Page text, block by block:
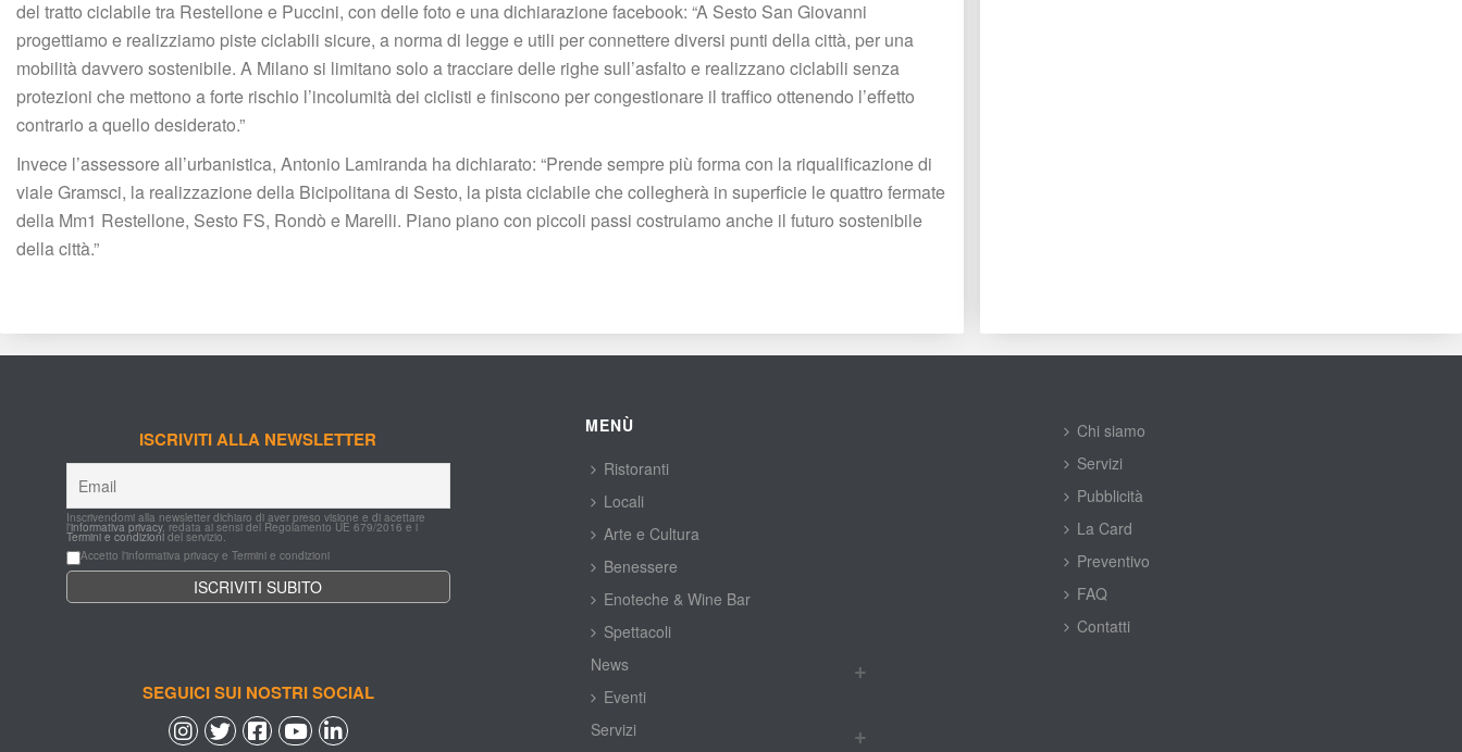
del tratto ciclabile tra Restellone e Puccini, con delle foto e una dichiarazione facebook: “A Sesto San Giovanni
progettiamo e realizziamo piste ciclabili sicure, a norma di legge e utili per connettere diversi punti della città, per una
mobilità davvero sostenibile. A Milano si limitano solo a tracciare delle righe sull’asfalto e realizzano ciclabili senza
protezioni che mettono a forte rischio l’incolumità dei ciclisti e finiscono per congestionare il traffico ottenendo l’effetto
contrario a quello desiderato.”
Invece l’assessore all’urbanistica, Antonio Lamiranda ha dichiarato: “Prende sempre più forma con la riqualificazione di
viale Gramsci, la realizzazione della Bicipolitana di Sesto, la pista ciclabile che collegherà in superficie le quattro fermate
della Mm1 Restellone, Sesto FS, Rondò e Marelli. Piano piano con piccoli passi costruiamo anche il futuro sostenibile
della città.”
ISCRIVITI ALLA NEWSLETTER
Inscrivendomi alla newsletter dichiaro di aver preso visione e di acettare
l'informativa privacy, redata ai sensi del Regolamento UE 679/2016 e i
Termini e condizioni del servizio.
Accetto l'informativa privacy e Termini e condizioni
SEGUICI SUI NOSTRI SOCIAL
MENÙ
Ristoranti
Locali
Arte e Cultura
Benessere
Enoteche & Wine Bar
Spettacoli
New
Eventi
Servizi
Chi siamo
Servizi
Pubblicità
La Card
Preventivo
FAQ
Contatti